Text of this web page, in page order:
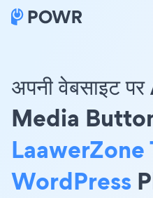
अपनी वेबसाइट
Media
LaawerZone
WordPress